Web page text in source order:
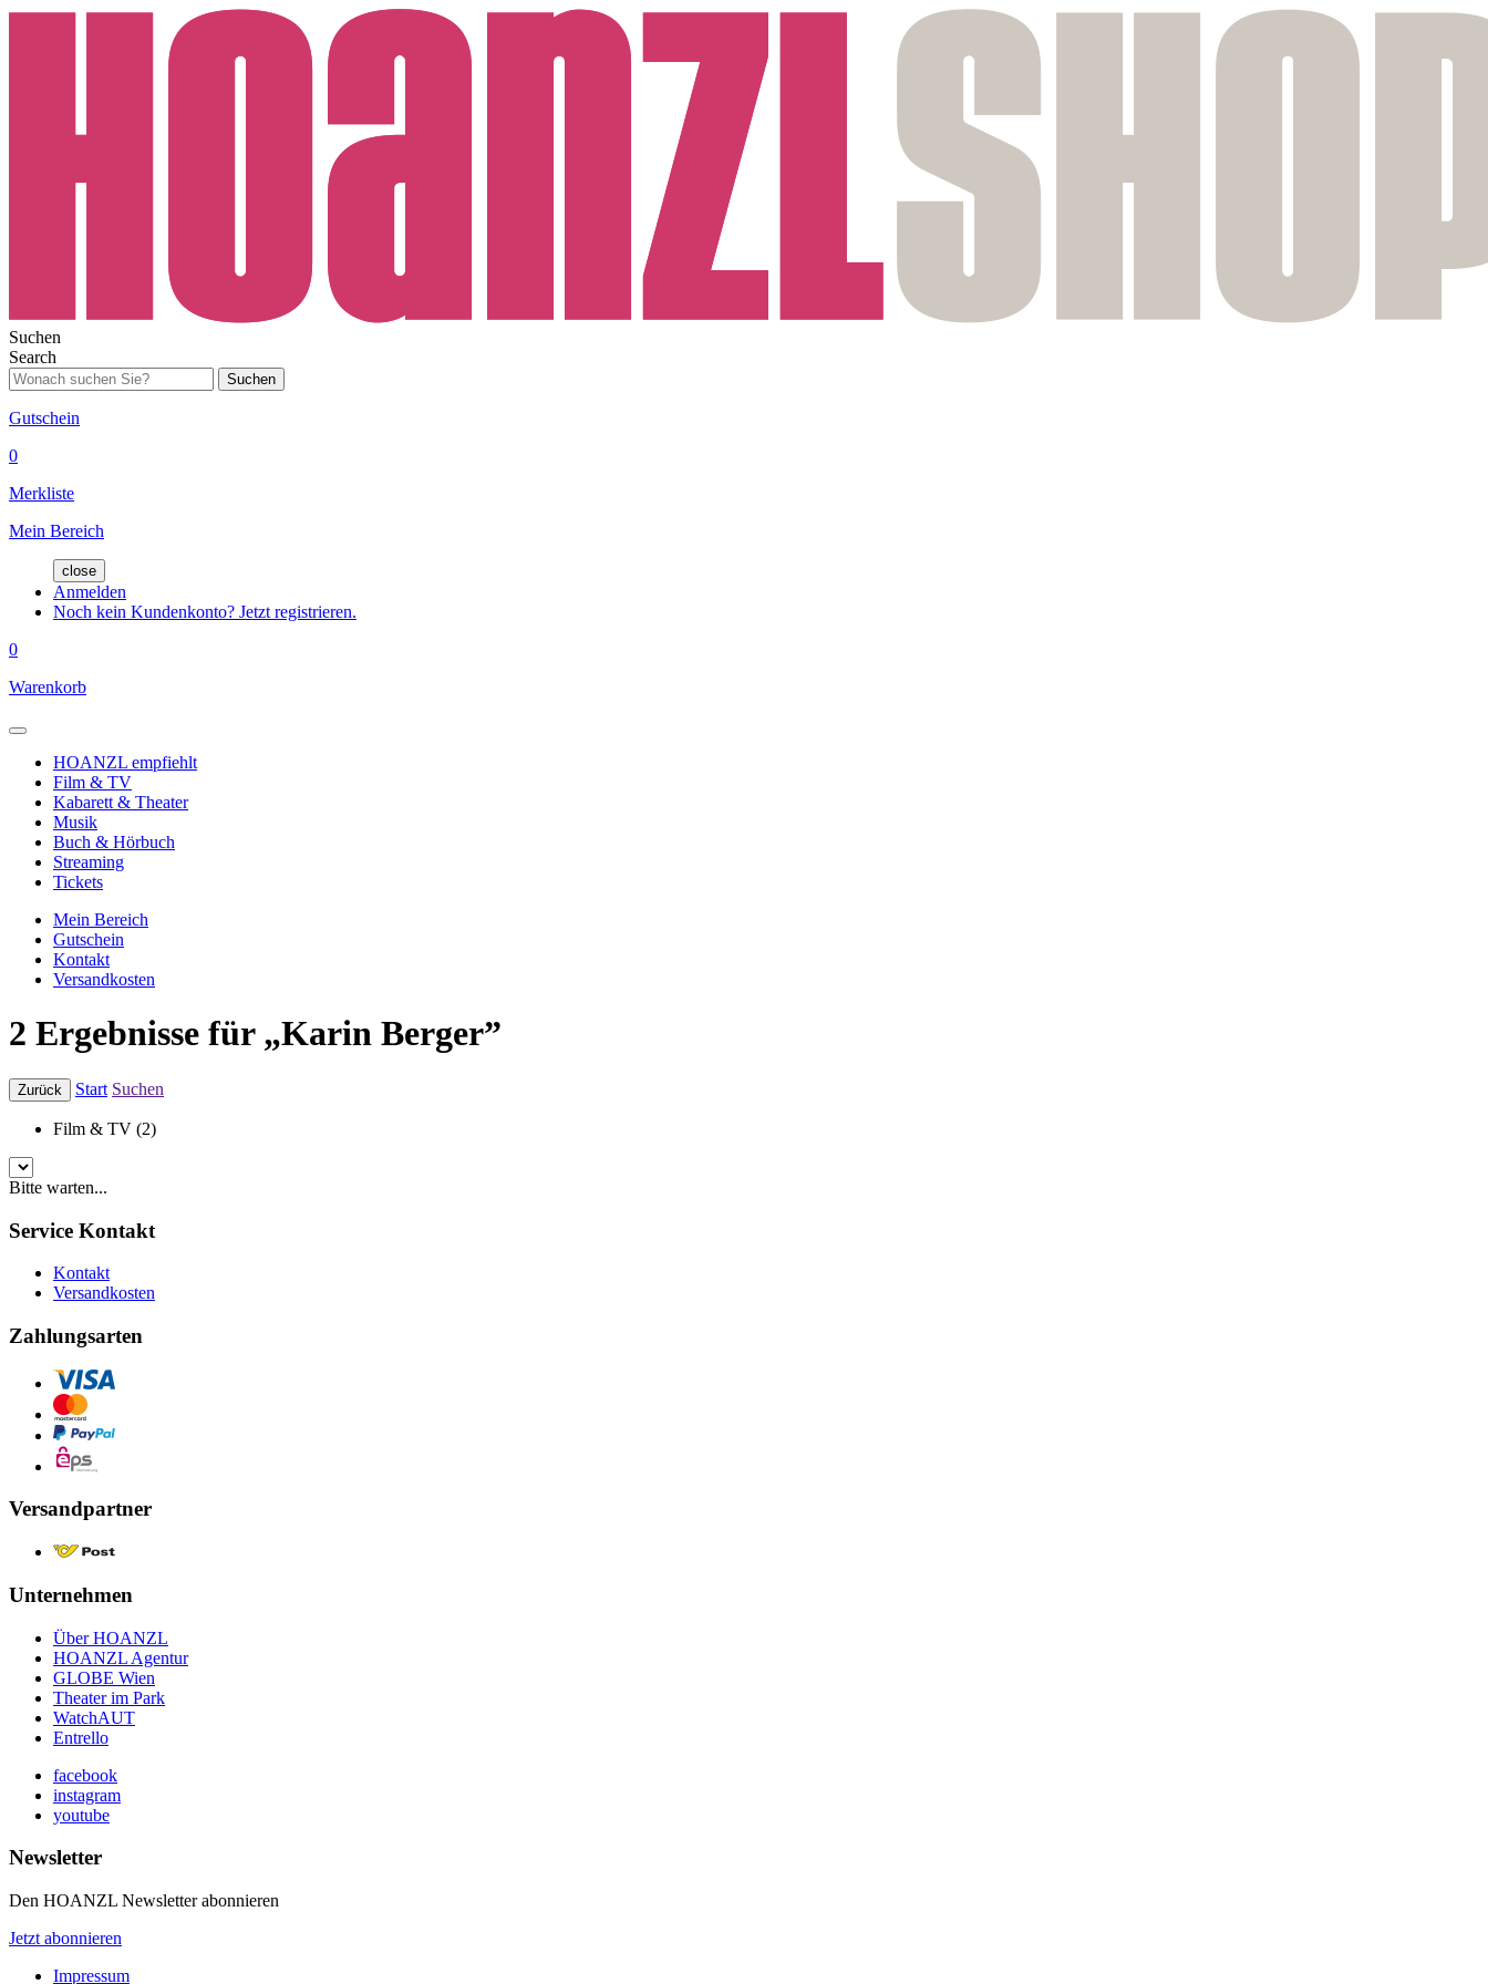
Suchen
Search
Suchen
Gutschein
0
Merkliste
Mein Bereich
close
Anmelden
Noch kein Kundenkonto? Jetzt registrieren.
0
Warenkorb
HOANZL empfiehlt
Film & TV
Kabarett & Theater
Musik
Buch & Hörbuch
Streaming
Tickets
Mein Bereich
Gutschein
Kontakt
Versandkosten
2 Ergebnisse für „Karin Berger”
Zurück Start Suchen
Film & TV (2)
Bitte warten...
Service Kontakt
Kontakt
Versandkosten
Zahlungsarten
Versandpartner
Unternehmen
Über HOANZL
HOANZL Agentur
GLOBE Wien
Theater im Park
WatchAUT
Entrello
facebook
instagram
youtube
Newsletter
Den HOANZL Newsletter abonnieren
Jetzt abonnieren
Impressum